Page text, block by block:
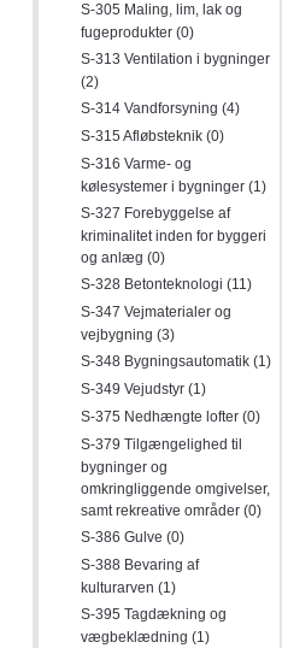
S-305 Maling, lim, lak og
fugeprodukter (0)
S-313 Ventilation i bygninger
(2)
S-314 Vandforsyning (4)
S-315 Afløbsteknik (0)
S-316 Varme- og
kølesystemer i bygninger (1)
S-327 Forebyggelse af
kriminalitet inden for byggeri
og anlæg (0)
S-328 Betonteknologi (11)
S-347 Vejmaterialer og
vejbygning (3)
S-348 Bygningsautomatik (1)
S-349 Vejudstyr (1)
S-375 Nedhængte lofter (0)
S-379 Tilgængelighed til
bygninger og
omkringliggende omgivelser,
samt rekreative områder (0)
S-386 Gulve (0)
S-388 Bevaring af
kulturarven (1)
S-395 Tagdækning og
vægbeklædning (1)